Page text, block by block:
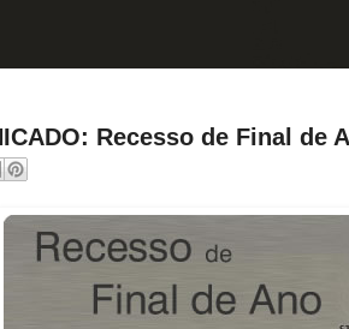
Recesso de Final de